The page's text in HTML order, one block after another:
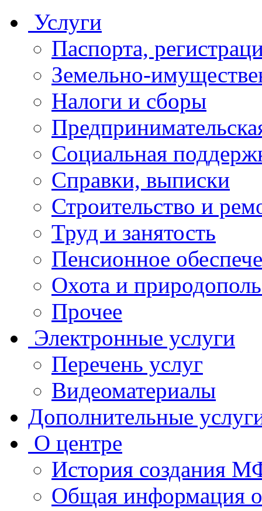
Услуги
Паспорта,
Земельно-
Налоги и сборы
Социальная
Справки, выписки
Строительство и
Труд и занятость
Пенсионное
Охота и
Прочее
Электронные услуги
Перечень услуг
Видеоматериалы
Дополнительные
О центре
История создания
Общая